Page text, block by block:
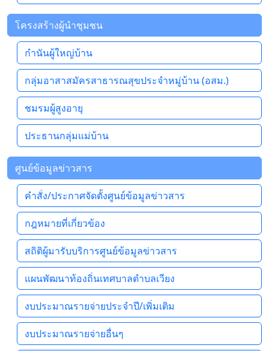
โครงสร้างผู้นำชุมชน
กำนันผู้ใหญ่บ้าน
กลุ่มอาสาสมัครสาธารณสุขประจำหมู่บ้าน (อสม.)
ชมรมผู้สูงอายุ
ประธานกลุ่มแม่บ้าน
ศูนย์ข้อมูลข่าวสาร
คำสั่ง/ประกาศจัดตั้งศูนย์ข้อมูลข่าวสาร
กฎหมายที่เกี่ยวข้อง
สถิติผู้มารับบริการศูนย์ข้อมูลข่าวสาร
แผนพัฒนาท้องถิ่นเทศบาลตำบลเวียง
งบประมาณรายจ่ายประจำปี/เพิ่มเติม
งบประมาณรายจ่ายอื่นๆ